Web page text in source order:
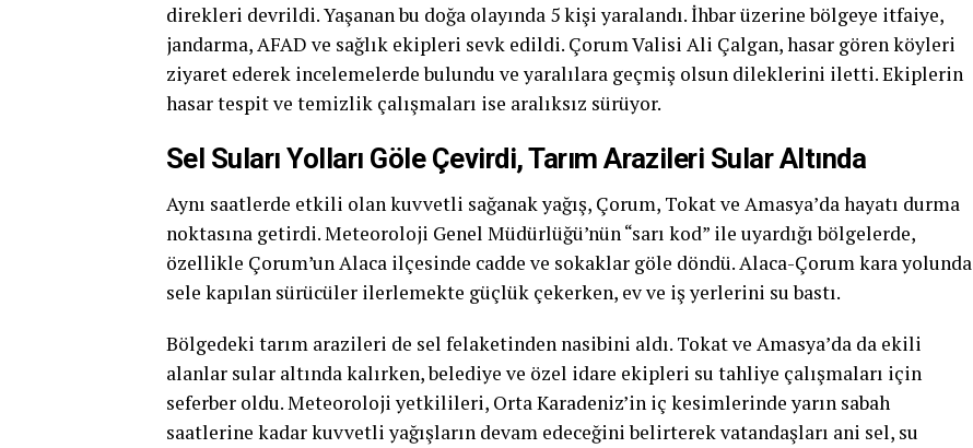
direkleri devrildi. Yaşanan bu doğa olayında 5 kişi yaralandı. İhbar üzerine bölgeye itfaiye,
jandarma, AFAD ve sağlık ekipleri sevk edildi. Çorum Valisi Ali Çalgan, hasar gören köyleri
ziyaret ederek incelemelerde bulundu ve yaralılara geçmiş olsun dileklerini iletti. Ekiplerin
hasar tespit ve temizlik çalışmaları ise aralıksız sürüyor.
Sel Suları Yolları Göle Çevirdi, Tarım Arazileri Sular Altında
Aynı saatlerde etkili olan kuvvetli sağanak yağış, Çorum, Tokat ve Amasya’da hayatı durma
noktasına getirdi. Meteoroloji Genel Müdürlüğü’nün “sarı kod” ile uyardığı bölgelerde,
özellikle Çorum’un Alaca ilçesinde cadde ve sokaklar göle döndü. Alaca-Çorum kara yolunda
sele kapılan sürücüler ilerlemekte güçlük çekerken, ev ve iş yerlerini su bastı.
Bölgedeki tarım arazileri de sel felaketinden nasibini aldı. Tokat ve Amasya’da da ekili
alanlar sular altında kalırken, belediye ve özel idare ekipleri su tahliye çalışmaları için
seferber oldu. Meteoroloji yetkilileri, Orta Karadeniz’in iç kesimlerinde yarın sabah
saatlerine kadar kuvvetli yağışların devam edeceğini belirterek vatandaşları ani sel, su